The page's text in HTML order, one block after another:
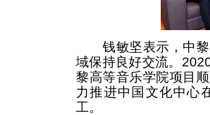
钱敏坚表示，中黎
域保持良好交流。
黎高等音乐学院项目
力推进中国文化中心
工。